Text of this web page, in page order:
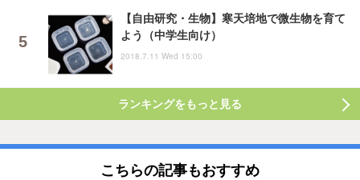
【自由研究・生物】寒天培地で微生物を育て
よう（中学生向け）
2018.7.11 Wed 15:00
ランキングをもっと見る
こちらの記事もおすすめ